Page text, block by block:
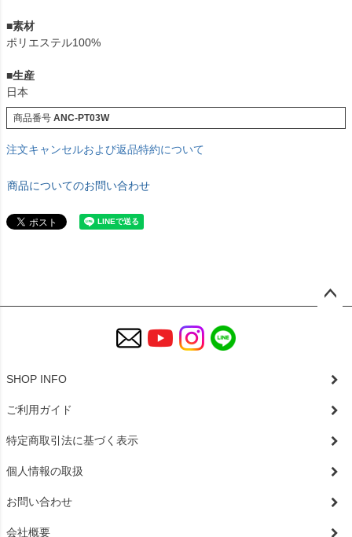
■素材
ポリエステル100%
■生産
日本
商品番号 ANC-PT03W
注文キャンセルおよび返品特約について
商品についてのお問い合わせ
SHOP INFO
ご利用ガイド
特定商取引法に基づく表示
個人情報の取扱
お問い合わせ
会社概要